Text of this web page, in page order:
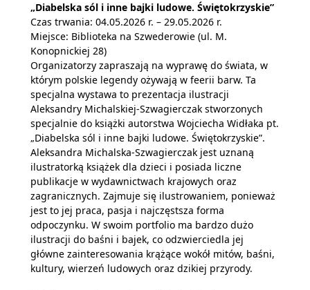
„Diabelska sól i inne bajki ludowe. Świętokrzyskie”
Czas trwania: 04.05.2026 r. – 29.05.2026 r.
Miejsce: Biblioteka na Szwederowie (ul. M.
Konopnickiej 28)
Organizatorzy zapraszają na wyprawę do świata, w
którym polskie legendy ożywają w feerii barw. Ta
specjalna wystawa to prezentacja ilustracji
Aleksandry Michalskiej-Szwagierczak stworzonych
specjalnie do książki autorstwa Wojciecha Widłaka pt.
„Diabelska sól i inne bajki ludowe. Świętokrzyskie”.
Aleksandra Michalska-Szwagierczak jest uznaną
ilustratorką książek dla dzieci i posiada liczne
publikacje w wydawnictwach krajowych oraz
zagranicznych. Zajmuje się ilustrowaniem, ponieważ
jest to jej praca, pasja i najczęstsza forma
odpoczynku. W swoim portfolio ma bardzo dużo
ilustracji do baśni i bajek, co odzwierciedla jej
główne zainteresowania krążące wokół mitów, baśni,
kultury, wierzeń ludowych oraz dzikiej przyrody.